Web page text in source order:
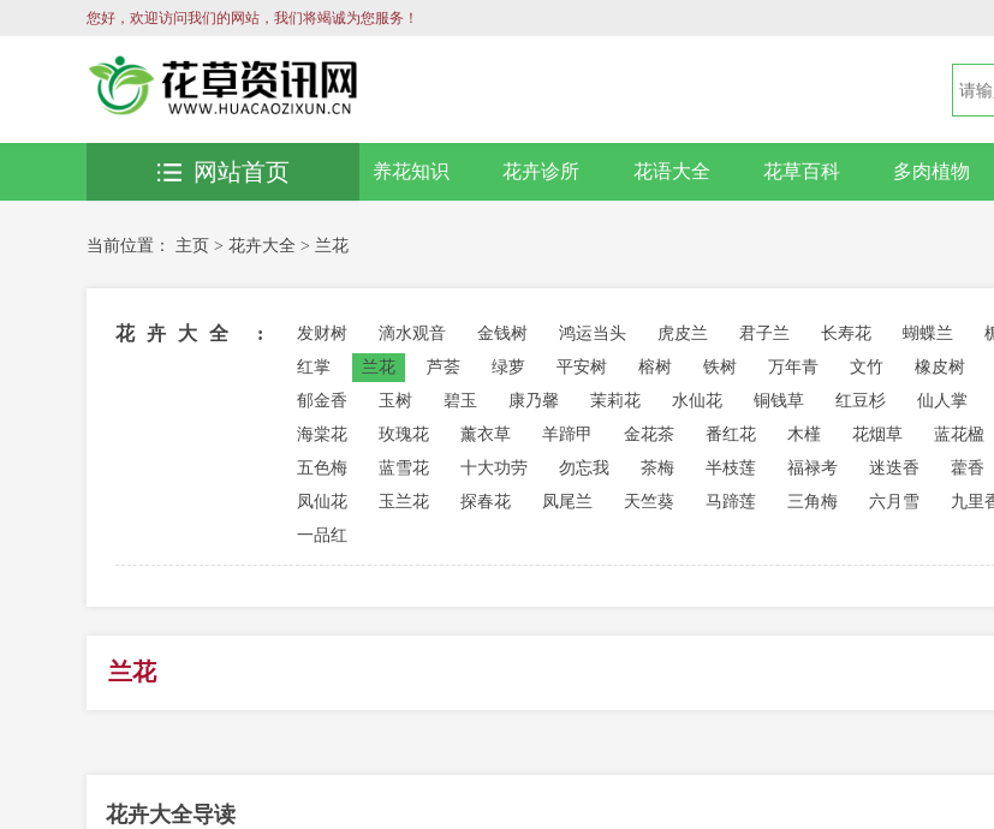
您好，欢迎访问我们的网站，我们将竭诚为您服务！
养花知识 花卉诊所 花语大全 花草百科 多肉植物
网站首页
当前位置： 主页 > 花卉大全 > 兰花
花卉大全 : 发财树 滴水观音 金钱树 鸿运当头 虎皮兰 君子兰 长寿花 蝴蝶兰
红掌
兰花 芦荟 绿萝 平安树 榕树 铁树 万年青 文竹 橡皮树
郁金香
玉树 碧玉 康乃馨 茉莉花 水仙花 铜钱草 红豆杉 仙人掌
海棠花
玫瑰花 薰衣草 羊蹄甲 金花茶 番红花 木槿 花烟草 蓝花楹
五色梅
蓝雪花 十大功劳 勿忘我 茶梅 半枝莲 福禄考 迷迭香 藿香
凤仙花
玉兰花 探春花 凤尾兰 天竺葵 马蹄莲 三角梅 六月雪 九里
一品红
兰花
花卉大全导读